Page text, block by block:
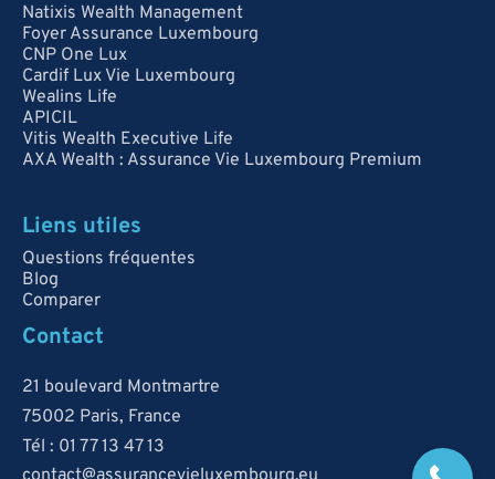
Natixis Wealth Management
Foyer Assurance Luxembourg
CNP One Lux
Cardif Lux Vie Luxembourg
Wealins Life
APICIL
Vitis Wealth Executive Life
AXA Wealth : Assurance Vie Luxembourg Premium
Liens utiles
Questions fréquentes
Blog
Comparer
Contact
21 boulevard Montmartre
75002 Paris, France
Tél : 01 77 13 47 13